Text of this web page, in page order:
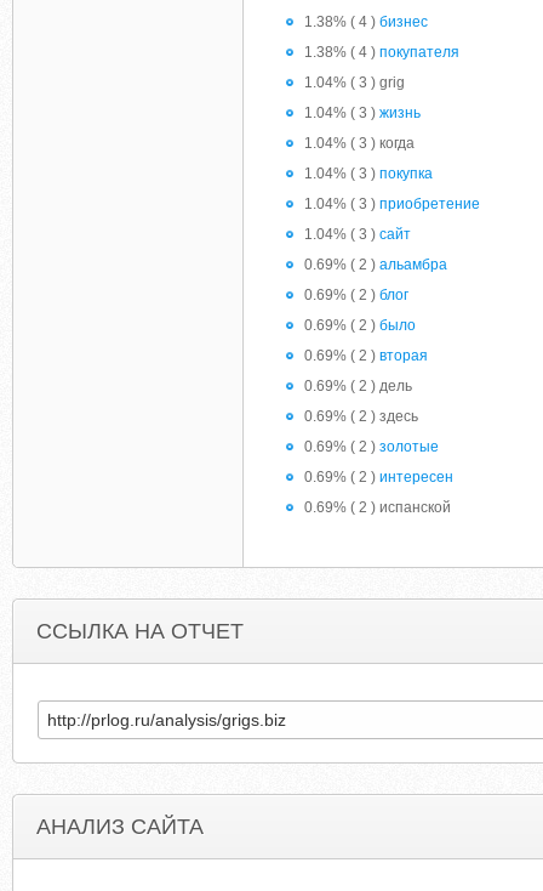
1.38% ( 4 ) бизнес
1.38% ( 4 ) покупателя
1.04% ( 3 ) grig
1.04% ( 3 ) жизнь
1.04% ( 3 ) когда
1.04% ( 3 ) покупка
1.04% ( 3 ) приобретение
1.04% ( 3 ) сайт
0.69% ( 2 ) альамбра
0.69% ( 2 ) блог
0.69% ( 2 ) было
0.69% ( 2 ) вторая
0.69% ( 2 ) дель
0.69% ( 2 ) здесь
0.69% ( 2 ) золотые
0.69% ( 2 ) интересен
0.69% ( 2 ) испанской
ССЫЛКА НА ОТЧЕТ
АНАЛИЗ САЙТА